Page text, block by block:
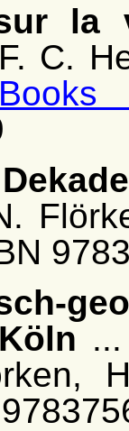
la
C.